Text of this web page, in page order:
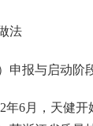
法
申报与启动阶
年6月， 天健开